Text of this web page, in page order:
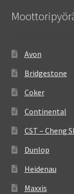
Avon
Bridgestone
Coker
Continental
CST – Cheng
Dunlop
Heidenau
Maxxis